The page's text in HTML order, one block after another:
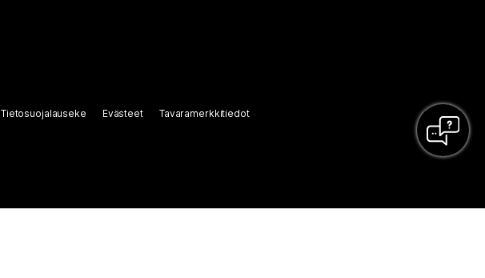
Tietosuojalauseke Evästeet Tavaramerkkitiedot